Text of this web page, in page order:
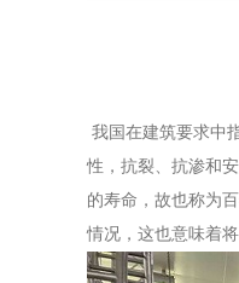
我国在建筑要求中
性，抗裂、抗渗和
的寿命，故也称为
情况，这也意味着